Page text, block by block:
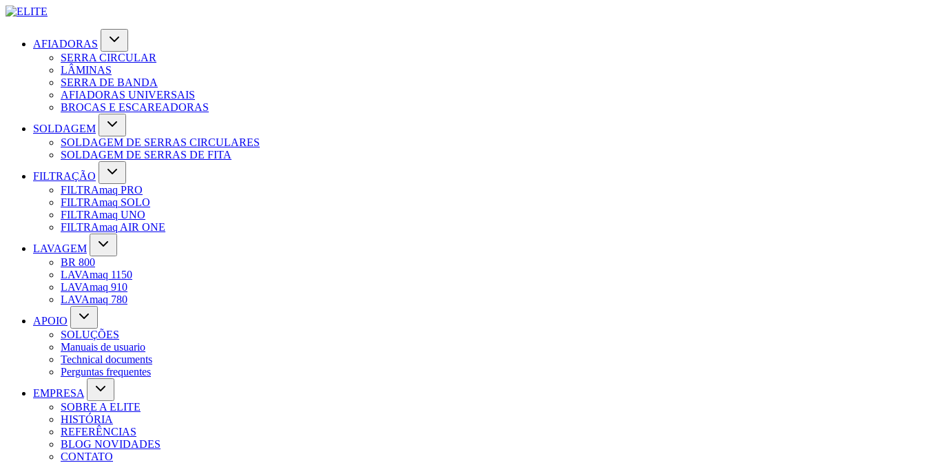
AFIADORAS
SERRA CIRCULAR
LÂMINAS
SERRA DE BANDA
AFIADORAS UNIVERSAIS
BROCAS E ESCAREADORAS
SOLDAGEM
SOLDAGEM DE SERRAS CIRCULARES
SOLDAGEM DE SERRAS DE FITA
FILTRAÇÃO
FILTRAmaq PRO
FILTRAmaq SOLO
FILTRAmaq UNO
FILTRAmaq AIR ONE
LAVAGEM
BR 800
LAVAmaq 1150
LAVAmaq 910
LAVAmaq 780
APOIO
SOLUÇÕES
Manuais de usuario
Technical documents
Perguntas frequentes
EMPRESA
SOBRE A ELITE
HISTÓRIA
REFERÊNCIAS
BLOG NOVIDADES
CONTATO